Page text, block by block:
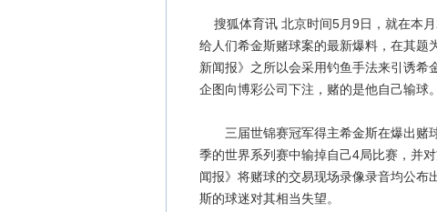
搜狐体育讯 北京时间5月9日，就在本
给人们希金斯赌球案的最新爆料，在其题
新闻报》之所以会采用钓鱼手法来引诱希
企图向博彩公司下注，赌的是他自己输球。
三届世锦赛冠军得主希金斯在爆出赌
季的世界系列赛中输掉自己4局比赛，并
闻报》将赌球的交易现场录像录音均公布
斯的球迷对其相当失望。